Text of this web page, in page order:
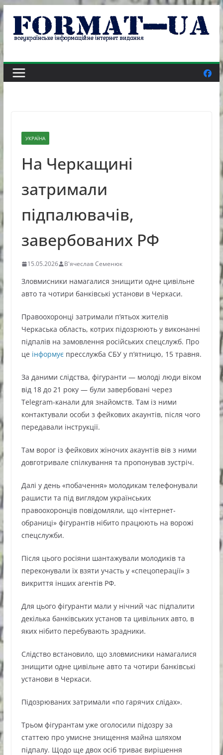
Skip
content
УКРАЇНА
На Черкащині
затримали
підпалювачів,
завербованих РФ
15.05.2026 В'ячеслав Семенюк
Зловмисники намагалися знищити одне цивільне
авто та чотири банківські установи в Черкаси.
Правоохоронці затримали п’ятьох жителів
Черкаська область, котрих підозрюють у виконанні
підпалів на замовлення російських спецслужб. Про
це інформує пресслужба СБУ у п’ятницю, 15 травня.
За даними слідства, фігуранти — молоді люди віком
від 18 до 21 року — були завербовані через
Telegram-канали для знайомств. Там із ними
контактували особи з фейкових акаунтів, після чого
передавали інструкції.
Там ворог із фейкових жіночих акаунтів вів з ними
довготривале спілкування та пропонував зустріч.
Далі у день «побачення» молодикам телефонували
рашисти та під виглядом українських
правоохоронців повідомляли, що «інтернет-
обраниці» фігурантів нібито працюють на ворожі
спецслужби.
Після цього росіяни шантажували молодиків та
переконували їх взяти участь у «спецоперації» з
викриття інших агентів РФ.
Для цього фігуранти мали у нічний час підпалити
декілька банківських установ та цивільних авто, в
яких нібито перебувають зрадники.
Слідство встановило, що зловмисники намагалися
знищити одне цивільне авто та чотири банківські
установи в Черкаси.
Підозрюваних затримали «по гарячих слідах».
Трьом фігурантам уже оголосили підозру за
статтею про умисне знищення майна шляхом
підпалу. Щодо ще двох осіб триває вирішення